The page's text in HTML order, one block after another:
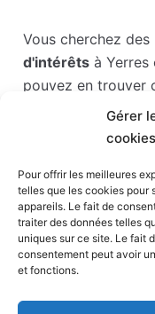
Gérer
cookies
Pour offrir les meilleures
telles que les cookies pour
appareils. Le fait de
traiter des données telles
uniques sur ce site. Le fait
consentement peut avoir
et fonctions.
Vous cherchez
d'intérêts à Yerres
pouvez en trouver
Les points
desservis en
sur l'un des liens
sur l'accessibilité
stations de taxis
Hippodrome
Parc